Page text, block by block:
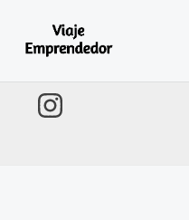
contenido